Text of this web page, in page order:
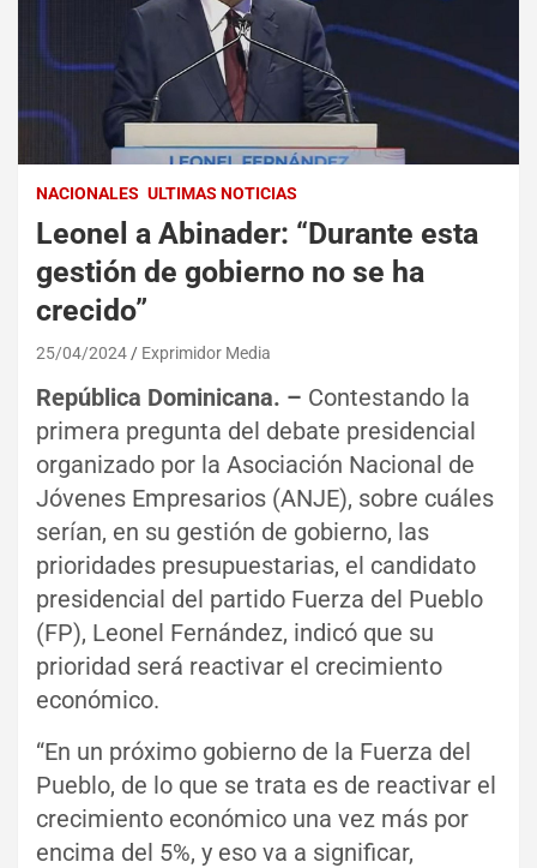
NACIONALES ULTIMAS NOTICIAS
Leonel a Abinader: “Durante esta
gestión de gobierno no se ha
crecido”
25/04/2024 Exprimidor Media
República Dominicana. – Contestando la
primera pregunta del debate presidencial
organizado por la Asociación Nacional de
Jóvenes Empresarios (ANJE), sobre cuáles
serían, en su gestión de gobierno, las
prioridades presupuestarias, el candidato
presidencial del partido Fuerza del Pueblo
(FP), Leonel Fernández, indicó que su
prioridad será reactivar el crecimiento
económico.
“En un próximo gobierno de la Fuerza del
Pueblo, de lo que se trata es de reactivar el
crecimiento económico una vez más por
encima del 5%, y eso va a significar,